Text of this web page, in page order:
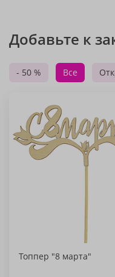
Добавьте к
- 50 % Все
Топпер "8 марта"